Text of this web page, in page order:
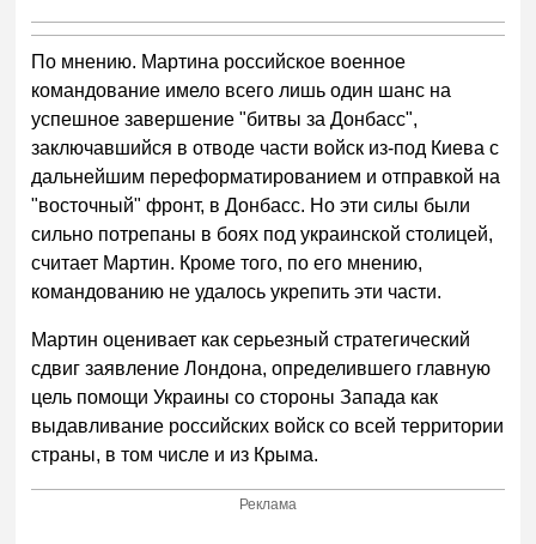
По мнению. Мартина российское военное
командование имело всего лишь один шанс на
успешное завершение "битвы за Донбасс",
заключавшийся в отводе части войск из-под Киева с
дальнейшим переформатированием и отправкой на
"восточный" фронт, в Донбасс. Но эти силы были
сильно потрепаны в боях под украинской столицей,
считает Мартин. Кроме того, по его мнению,
командованию не удалось укрепить эти части.
Мартин оценивает как серьезный стратегический
сдвиг заявление Лондона, определившего главную
цель помощи Украины со стороны Запада как
выдавливание российских войск со всей территории
страны, в том числе и из Крыма.
Реклама